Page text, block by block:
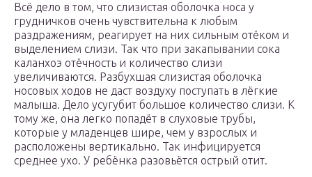
Всё дело в том, что слизистая оболочка носа у
грудничков очень чувствительна к любым
раздражениям, реагирует на них сильным отёком и
выделением слизи. Так что при закапывании сока
каланхоэ отёчность и количество слизи
увеличиваются. Разбухшая слизистая оболочка
носовых ходов не даст воздуху поступать в лёгкие
малыша. Дело усугубит большое количество слизи. К
тому же, она легко попадёт в слуховые трубы,
которые у младенцев шире, чем у взрослых и
расположены вертикально. Так инфицируется
среднее ухо. У ребёнка разовьётся острый отит.